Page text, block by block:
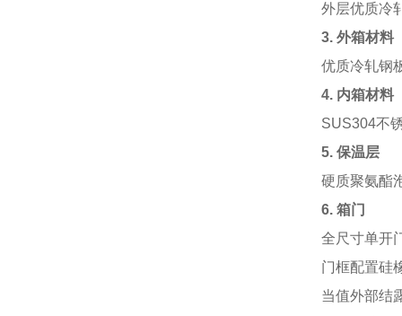
外层优质冷
3. 外箱材料
优质冷轧钢
4. 内箱材料
SUS304不
5. 保温层
硬质聚氨酯
6. 箱门
全尺寸单开
门框配置硅
当值外部结